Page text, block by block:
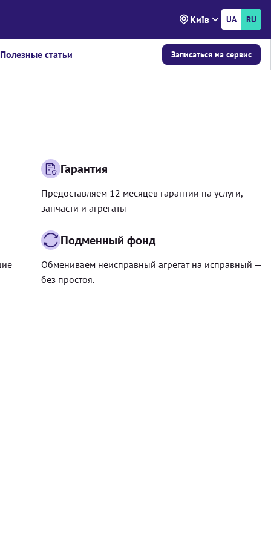
Київ UA RU
Полезные статьи Записаться на сервис
Гарантия
Предоставляем 12 месяцев гарантии на услуги,
запчасти и агрегаты
Подменный фонд
Обмениваем неисправный агрегат на исправный —
без простоя.